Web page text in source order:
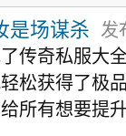
是场谋杀
发
传奇私服大
松获得了极
所有想要提